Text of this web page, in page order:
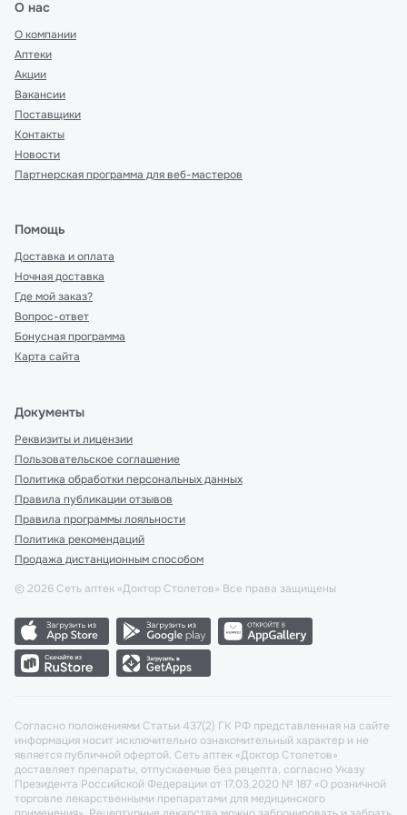
О нас
О компании
Аптеки
Акции
Вакансии
Поставщики
Контакты
Новости
Партнерская программа для веб-мастеров
Помощь
Доставка и оплата
Ночная доставка
Где мой заказ?
Вопрос-ответ
Бонусная программа
Карта сайта
Документы
Реквизиты и лицензии
Пользовательское соглашение
Политика обработки персональных данных
Правила публикации отзывов
Правила программы лояльности
Политика рекомендаций
Продажа дистанционным способом
© 2026 Сеть аптек «Доктор Столетов» Все права защищены
Согласно положениями Статьи 437(2) ГК РФ представленная на сайте
информация носит исключительно ознакомительный характер и не
является публичной офертой. Сеть аптек «Доктор Столетов»
доставляет препараты, отпускаемые без рецепта, согласно Указу
Президента Российской Федерации от 17.03.2020 № 187 «О розничной
торговле лекарственными препаратами для медицинского